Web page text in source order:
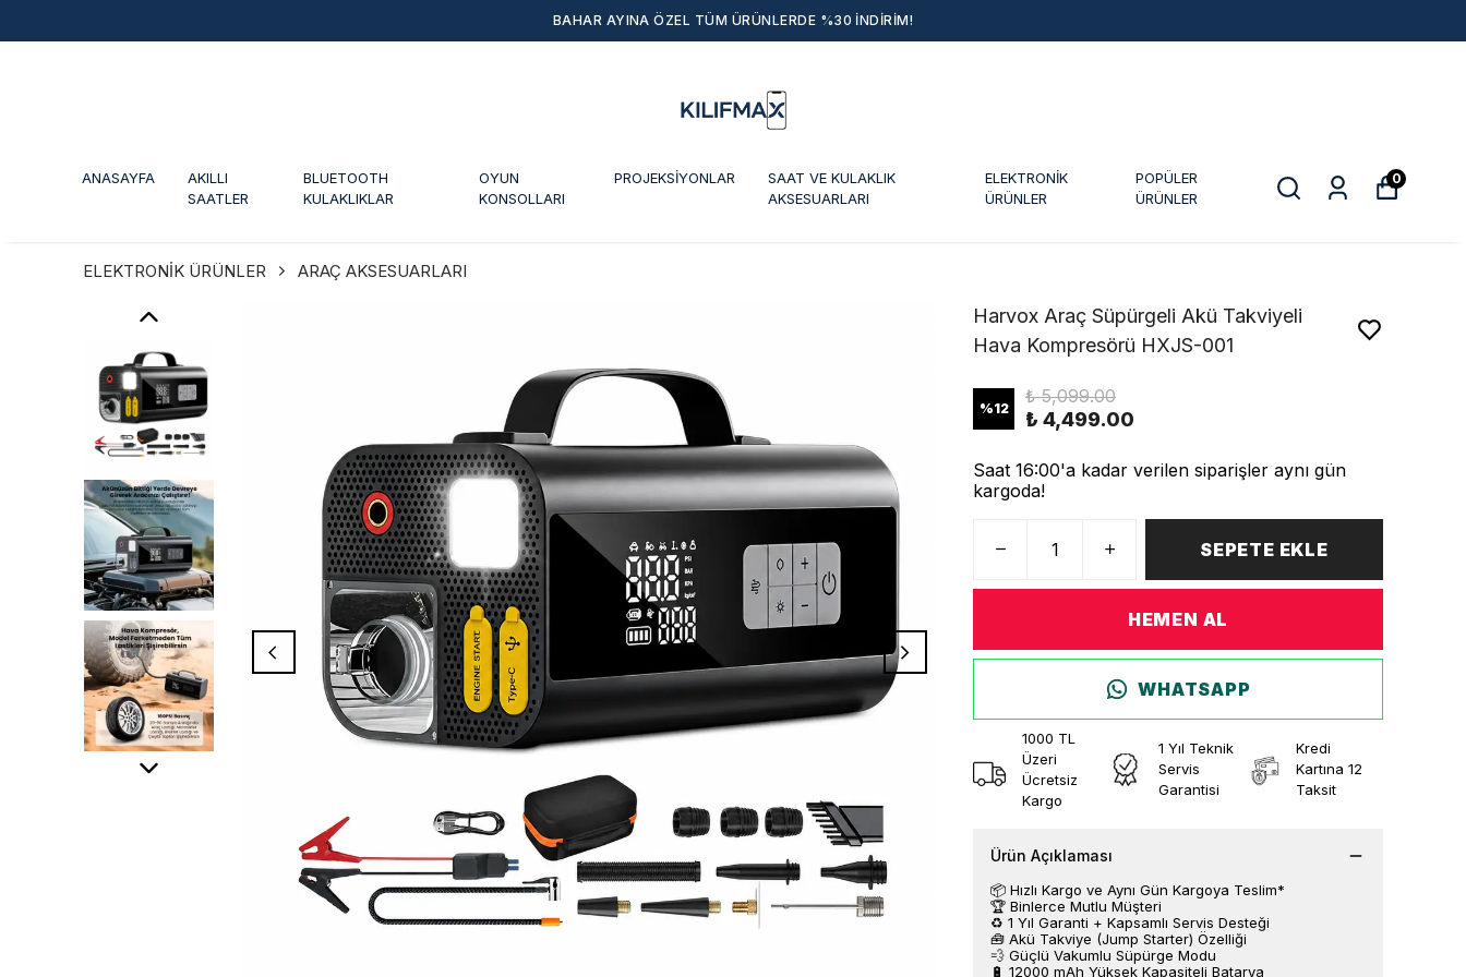
BAHAR AYINA ÖZEL TÜM ÜRÜNLERDE %30 INDIRIM!
ANASAYFA
AKILLI
SAATLER
BLUETOOTH
KULAKLIKLAR
OYUN
KONSOLLARI
PROJEKSİYONLAR
SAAT VE KULAKLIK
AKSESUARLARI
ELEKTRONİK
ÜRÜNLER
POPÜLER
ÜRÜNLER
0
ELEKTRONİK ÜRÜNLER ARAÇ AKSESUARLARI
Harvox Araç Süpürgeli Akü Takviyeli
Hava Kompresörü HXJS-001
%12
₺ 5,099.00
₺ 4,499.00
Saat 16:00'a kadar verilen siparişler aynı gün
kargoda!
SEPETE EKLE
HEMEN AL
WHATSAPP
1000 TL
Üzeri
Ücretsiz
Kargo
1 Yıl Teknik
Servis
Garantisi
Kredi
Kartına 12
Taksit
Ürün Açıklaması
📦 Hızlı Kargo ve Aynı Gün Kargoya Teslim*
🏆 Binlerce Mutlu Müşteri
♻️ 1 Yıl Garanti + Kapsamlı Servis Desteği
🧰 Akü Takviye (Jump Starter) Özelliği
💨 Güçlü Vakumlu Süpürge Modu
🔋 12000 mAh Yüksek Kapasiteli Batarya